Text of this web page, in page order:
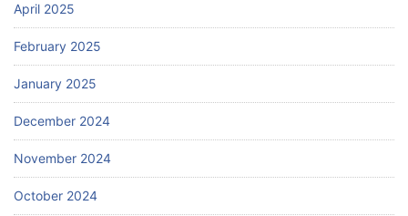
April 2025
February 2025
January 2025
December 2024
November 2024
October 2024